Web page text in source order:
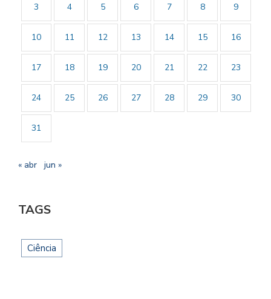
3 4 5 6 7 8 9
10 11 12 13 14 15 16
17 18 19 20 21 22 23
24 25 26 27 28 29 30
31
« abr jun »
TAGS
Ciência